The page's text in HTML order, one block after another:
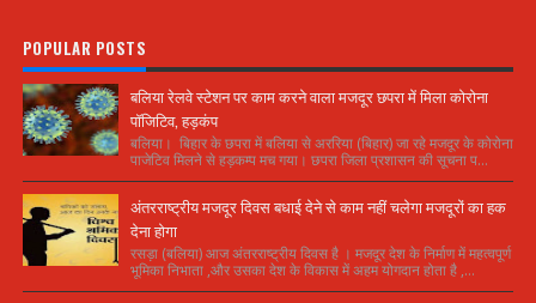
POPULAR POSTS
बलिया रेलवे स्टेशन पर काम करने वाला मजदूर छपरा में मिला कोरोना
पॉजिटिव, हड़कंप
बलिया। बिहार के छपरा में बलिया से अररिया (बिहार) जा रहे मजदूर के कोरोना
पाजेटिव मिलने से हड़कम्प मच गया। छपरा जिला प्रशासन की सूचना प...
अंतरराष्ट्रीय मजदूर दिवस बधाई देने से काम नहीं चलेगा मजदूरों का हक
देना होगा
रसड़ा (बलिया) आज अंतरराष्ट्रीय दिवस है । मजदूर देश के निर्माण में महत्वपूर्ण
भूमिका निभाता ,और उसका देश के विकास में अहम योगदान होता है ,...